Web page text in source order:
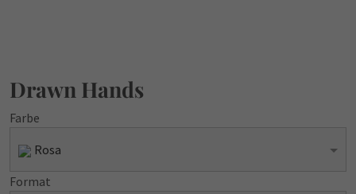
Drawn Hands
Farbe
Rosa
Format